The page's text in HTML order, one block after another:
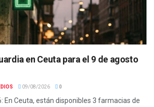
en Ceuta para el 9 de agosto
09/08/2026 0
En Ceuta, están disponibles 3 farmacias de